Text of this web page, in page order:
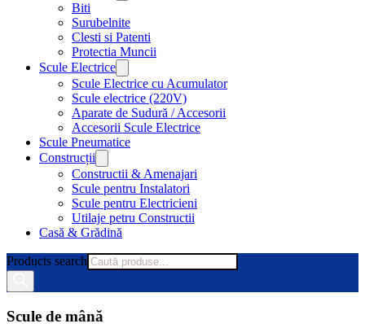
Biti
Surubelnite
Clesti si Patenti
Protectia Muncii
Scule Electrice
Scule Electrice cu Acumulator
Scule electrice (220V)
Aparate de Sudură / Accesorii
Accesorii Scule Electrice
Scule Pneumatice
Construcții
Constructii & Amenajari
Scule pentru Instalatori
Scule pentru Electricieni
Utilaje petru Constructii
Casă & Grădină
Products search
Scule de mână